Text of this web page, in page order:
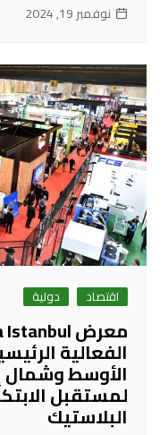
نوفمبر 19, 2024
اقتصاد دولية
الفعالية
الأوسط وشمال
لمستقبل
البلاستيك